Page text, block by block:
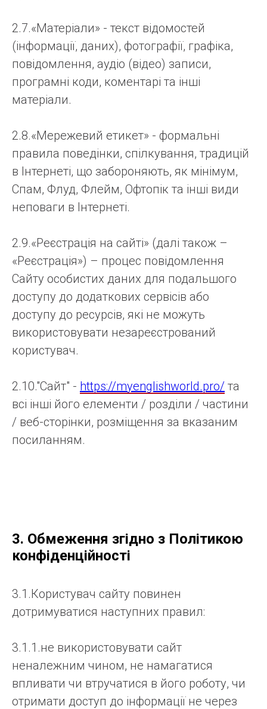
2.7.«Матеріали» - текст відомостей
(інформації, даних), фотографії, графіка,
повідомлення, аудіо (відео) записи,
програмні коди, коментарі та інші
матеріали.
2.8.«Мережевий етикет» - формальні
правила поведінки, спілкування, традицій
в Інтернеті, що забороняють, як мінімум,
Спам, Флуд, Флейм, Офтопік та інші види
неповаги в Інтернеті.
2.9.«Реєстрація на сайті» (далі також –
«Реєстрація») – процес повідомлення
Сайту особистих даних для подальшого
доступу до додаткових сервісів або
доступу до ресурсів, які не можуть
використовувати незареєстрований
користувач.
2.10."Сайт" - https://myenglishworld.pro/ та
всі інші його елементи / розділи / частини
/ веб-сторінки, розміщення за вказаним
посиланням.
3. Обмеження згідно з Політикою
конфіденційності
3.1.Користувач сайту повинен
дотримуватися наступних правил:
3.1.1.не використовувати сайт
неналежним чином, не намагатися
впливати чи втручатися в його роботу, чи
отримати доступ до інформації не через